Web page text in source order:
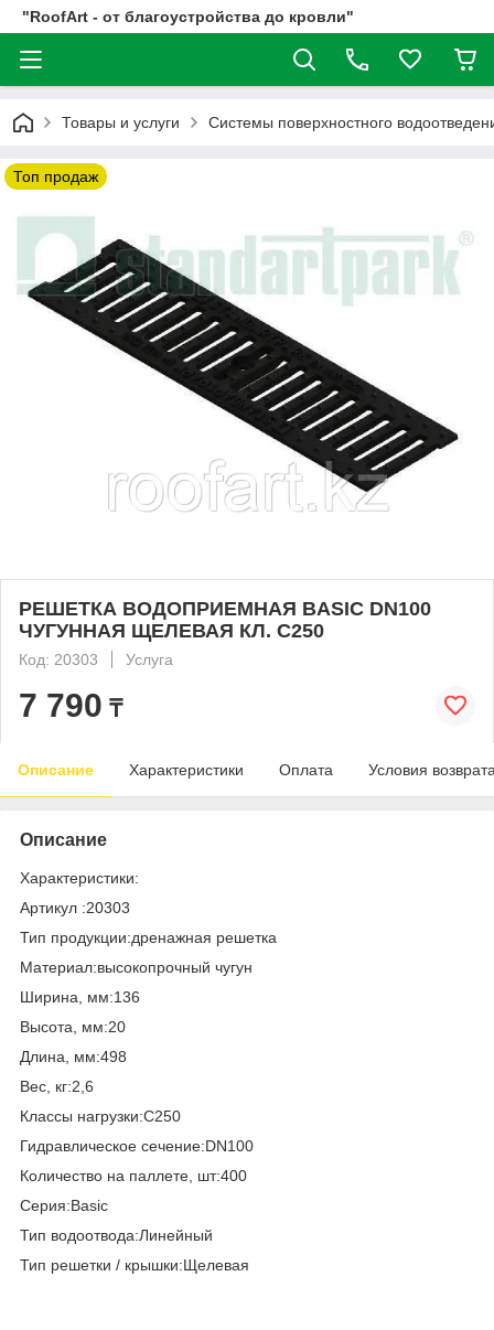
"RoofArt - от благоустройства до кровли"
Товары и услуги Системы поверхностного
Топ продаж
РЕШЕТКА ВОДОПРИЕМНАЯ BASIC DN100
ЧУГУННАЯ ЩЕЛЕВАЯ КЛ. С250
Код: 20303 Услуга
7 790 ₸
Описание Характеристики Оплата Условия
Описание
Характеристики:
Артикул :20303
Тип продукции:дренажная решетка
Материал:высокопрочный чугун
Ширина, мм:136
Высота, мм:20
Длина, мм:498
Вес, кг:2,6
Класcы нагрузки:C250
Гидравлическое сечение:DN100
Количество на паллете, шт:400
Серия:Basic
Тип водоотвода:Линейный
Тип решетки / крышки:Щелевая